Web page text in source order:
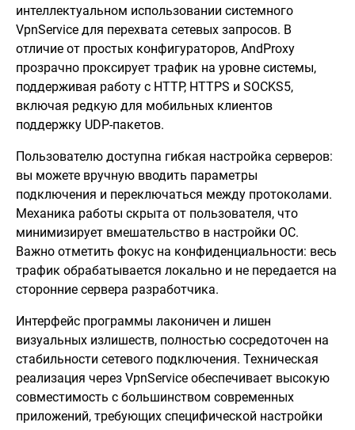
интеллектуальном использовании системного
VpnService для перехвата сетевых запросов. В
отличие от простых конфигураторов, AndProxy
прозрачно проксирует трафик на уровне системы,
поддерживая работу с HTTP, HTTPS и SOCKS5,
включая редкую для мобильных клиентов
поддержку UDP-пакетов.
Пользователю доступна гибкая настройка серверов:
вы можете вручную вводить параметры
подключения и переключаться между протоколами.
Механика работы скрыта от пользователя, что
минимизирует вмешательство в настройки ОС.
Важно отметить фокус на конфиденциальности: весь
трафик обрабатывается локально и не передается на
сторонние сервера разработчика.
Интерфейс программы лаконичен и лишен
визуальных излишеств, полностью сосредоточен на
стабильности сетевого подключения. Техническая
реализация через VpnService обеспечивает высокую
совместимость с большинством современных
приложений, требующих специфической настройки